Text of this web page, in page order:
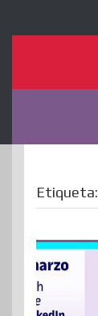
Etiqueta: